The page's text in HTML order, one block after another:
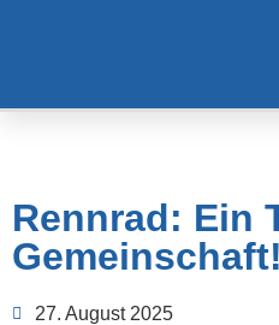
Rennrad: Ein
Gemeinschaft!
27. August 2025